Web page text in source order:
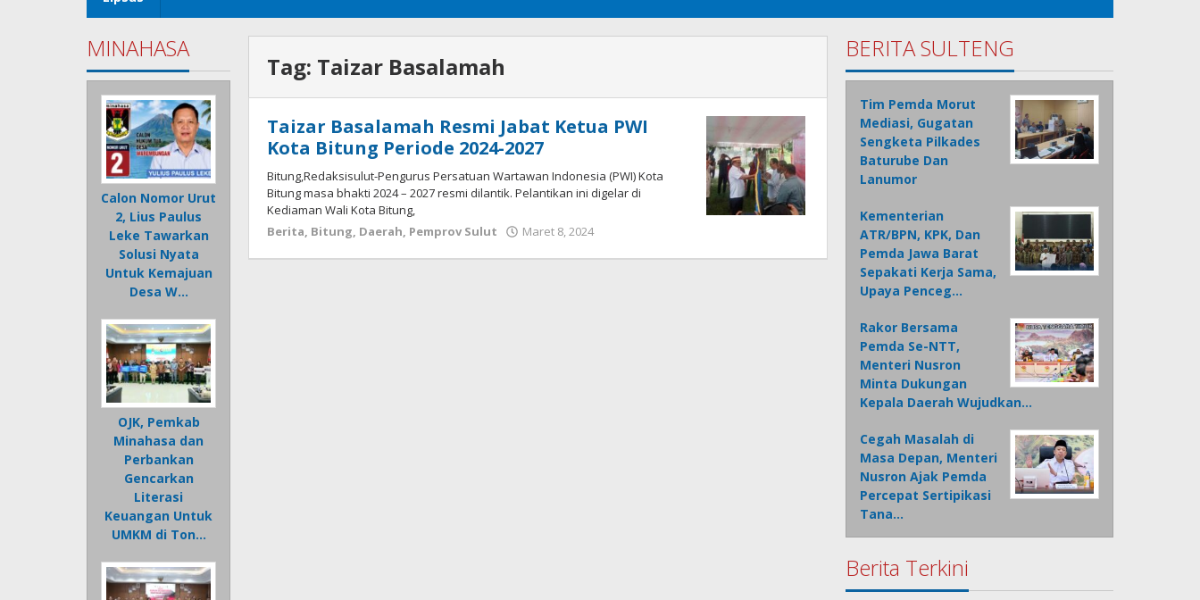
MINAHASA
Calon Nomor Urut
2, Lius Paulus
Leke Tawarkan
Solusi Nyata
Untuk Kemajuan
Desa W…
OJK, Pemkab
Minahasa dan
Perbankan
Gencarkan
Literasi
Keuangan Untuk
UMKM di Ton…
Tag: Taizar Basalamah
Taizar Basalamah Resmi Jabat Ketua PWI
Kota Bitung Periode 2024-2027
Bitung,Redaksisulut-Pengurus Persatuan Wartawan Indonesia (PWI) Kota
Bitung masa bhakti 2024 – 2027 resmi dilantik. Pelantikan ini digelar di
Kediaman Wali Kota Bitung,
Berita, Bitung, Daerah, Pemprov Sulut Maret 8, 2024
BERITA SULTENG
Tim Pemda Morut
Mediasi, Gugatan
Sengketa Pilkades
Baturube Dan
Lanumor
Kementerian
ATR/BPN, KPK, Dan
Pemda Jawa Barat
Sepakati Kerja Sama,
Upaya Penceg…
Rakor Bersama
Pemda Se-NTT,
Menteri Nusron
Minta Dukungan
Kepala Daerah Wujudkan…
Cegah Masalah di
Masa Depan, Menteri
Nusron Ajak Pemda
Percepat Sertipikasi
Tana…
Berita Terkini